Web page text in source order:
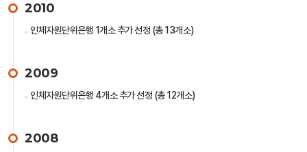
2010
인체자원단위은행 1개소 추가 선정 (총 13개소)
2009
인체자원단위은행 4개소 추가 선정 (총 12개소)
2008